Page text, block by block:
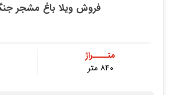
فروش ویلا باغ مشجر
متــــراژ
۸۴۰ متر